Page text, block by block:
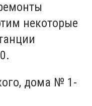
некоторые
дома № 1-